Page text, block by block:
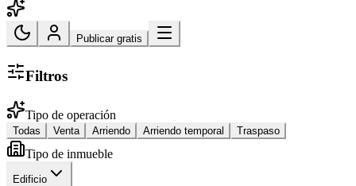
Publicar gratis
Filtros
Tipo de operación
Todas Venta Arriendo Arriendo temporal Traspaso
Tipo de inmueble
Edificio